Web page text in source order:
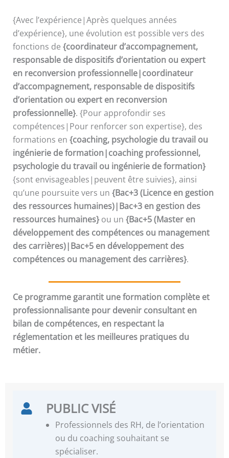
{Avec l’expérience|Après quelques années
d’expérience}, une évolution est possible vers des
fonctions de {coordinateur d’accompagnement,
responsable de dispositifs d’orientation ou expert
en reconversion professionnelle|coordinateur
d’accompagnement, responsable de dispositifs
d’orientation ou expert en reconversion
professionnelle}. {Pour approfondir ses
compétences|Pour renforcer son expertise}, des
formations en {coaching, psychologie du travail ou
ingénierie de formation|coaching professionnel,
psychologie du travail ou ingénierie de formation}
{sont envisageables|peuvent être suivies}, ainsi
qu’une poursuite vers un {Bac+3 (Licence en gestion
des ressources humaines)|Bac+3 en gestion des
ressources humaines}ou un {Bac+5 (Master en
développement des compétences ou management
des carrières)|Bac+5 en développement des
compétences ou management des carrières}.
Ce programme garantit une formation complète et
professionnalisante pour devenir consultant en
bilan de compétences, en respectant la
réglementation et les meilleures pratiques du
métier.
PUBLIC VISÉ
Professionnels des RH, de l’orientation
ou du coaching souhaitant se
spécialiser.